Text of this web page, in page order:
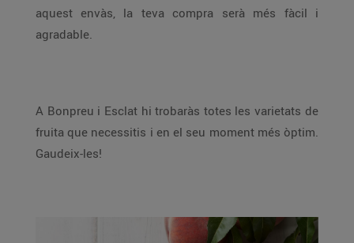
aquest envàs, la teva compra serà més fàcil i
agradable.
A Bonpreu i Esclat hi trobaràs totes les varietats de
fruita que necessitis i en el seu moment més òptim.
Gaudeix-les!